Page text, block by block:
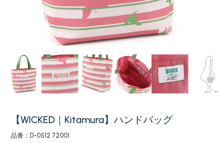
【WICKED｜Kitamura】ハンドバッグ
品番：D-0512 72001